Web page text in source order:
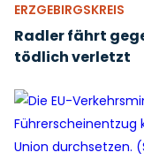
ERZGEBIRGSKREIS
Radler fährt
tödlich verletzt